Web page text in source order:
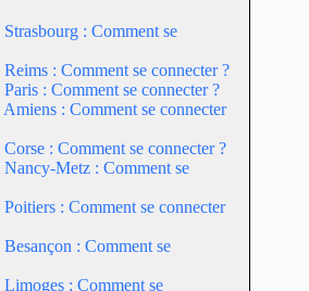
: Comment se
: Comment se connecter ?
: Comment se connecter ?
: Comment se connecter
: Comment se connecter ?
Metz : Comment se
: Comment se connecter
: Comment se
: Comment se